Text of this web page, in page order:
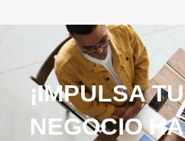
¡IMPULSA TU
NEGOCIO